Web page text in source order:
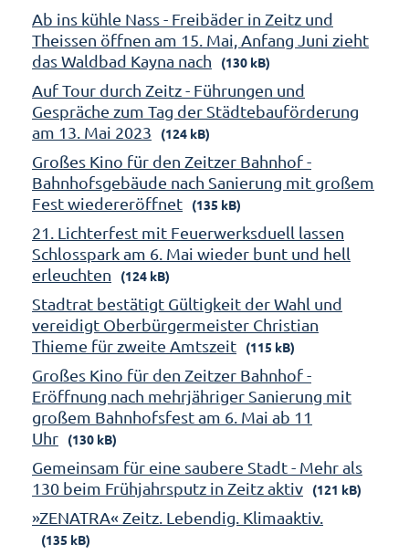
Ab ins kühle Nass - Freibäder in Zeitz und
Theissen öffnen am 15. Mai, Anfang Juni zieht
das Waldbad Kayna nach
(130 kB)
Auf Tour durch Zeitz - Führungen und
Gespräche zum Tag der Städtebauförderung
am 13. Mai 2023
(124 kB)
Großes Kino für den Zeitzer Bahnhof -
Bahnhofsgebäude nach Sanierung mit großem
Fest wiedereröffnet
(135 kB)
21. Lichterfest mit Feuerwerksduell lassen
Schlosspark am 6. Mai wieder bunt und hell
erleuchten
(124 kB)
Stadtrat bestätigt Gültigkeit der Wahl und
vereidigt Oberbürgermeister Christian
Thieme für zweite Amtszeit
(115 kB)
Großes Kino für den Zeitzer Bahnhof -
Eröffnung nach mehrjähriger Sanierung mit
großem Bahnhofsfest am 6. Mai ab 11
Uhr
(130 kB)
Gemeinsam für eine saubere Stadt - Mehr als
130 beim Frühjahrsputz in Zeitz aktiv
(121 kB)
»ZENATRA« Zeitz. Lebendig. Klimaaktiv.
(135 kB)